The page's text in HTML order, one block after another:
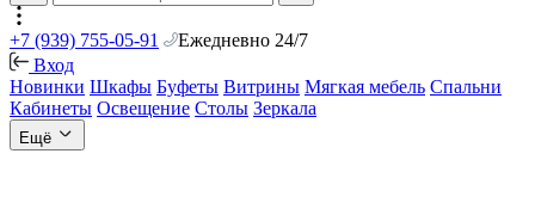
+7 (939) 755-05-91
Ежедневно 24/7
Вход
Новинки Шкафы Буфеты Витрины Мягкая мебель Спальни
Кабинеты Освещение Столы Зеркала
Ещё